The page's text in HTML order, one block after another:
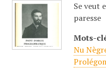
Se veut
paresse
Mots-
Nu